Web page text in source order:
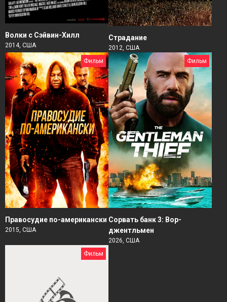
Волки с Сэйвин-Хилл
2014, США
Страдание
2012, США
Фильм
Правосудие по-американски
2015, США
Фильм
Сорвать банк 3: Вор-
джентльмен
2026, США
Фильм